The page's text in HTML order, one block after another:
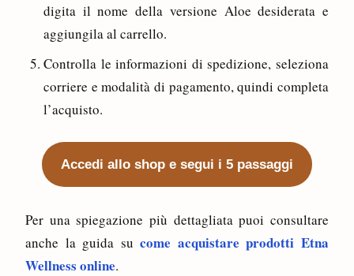
digita il nome della versione Aloe desiderata e
aggiungila al carrello.
Controlla le informazioni di spedizione, seleziona
corriere e modalità di pagamento, quindi completa
l’acquisto.
Accedi allo shop e segui i 5 passaggi
Per una spiegazione più dettagliata puoi consultare
anche la guida sucome acquistare prodotti Etna
Wellness online.